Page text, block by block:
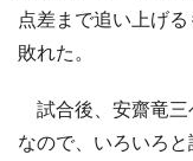
点差まで追い上げ
敗れた。
試合後、安齋竜三
なので、いろいろ